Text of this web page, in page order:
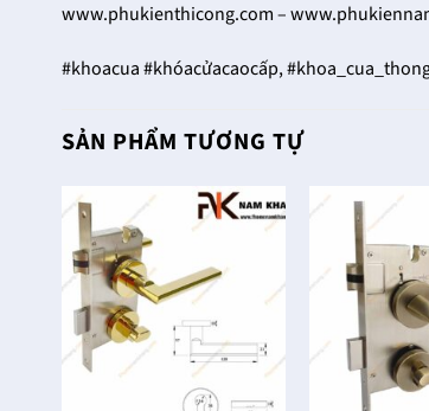
www.phukienthicong.com –
#khoacua #khóacửacaocấp,
SẢN PHẨM TƯƠNG TỰ